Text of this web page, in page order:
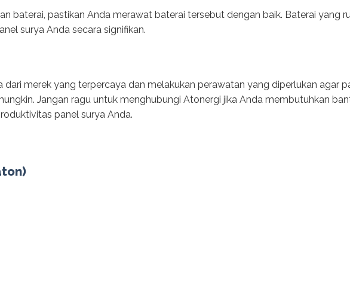
baterai, pastikan Anda merawat baterai tersebut dengan baik. Baterai yang
surya Anda secara signifikan.
dari merek yang terpercaya dan melakukan perawatan yang diperlukan agar
Jangan ragu untuk menghubungi Atonergi jika Anda membutuhkan
panel surya Anda.